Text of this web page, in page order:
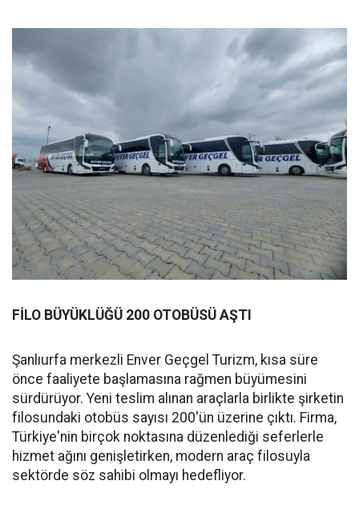
FİLO BÜYÜKLÜĞÜ 200 OTOBÜSÜ AŞTI
Şanlıurfa merkezli Enver Geçgel Turizm, kısa süre
önce faaliyete başlamasına rağmen büyümesini
sürdürüyor. Yeni teslim alınan araçlarla birlikte şirketin
filosundaki otobüs sayısı 200'ün üzerine çıktı. Firma,
Türkiye'nin birçok noktasına düzenlediği seferlerle
hizmet ağını genişletirken, modern araç filosuyla
sektörde söz sahibi olmayı hedefliyor.